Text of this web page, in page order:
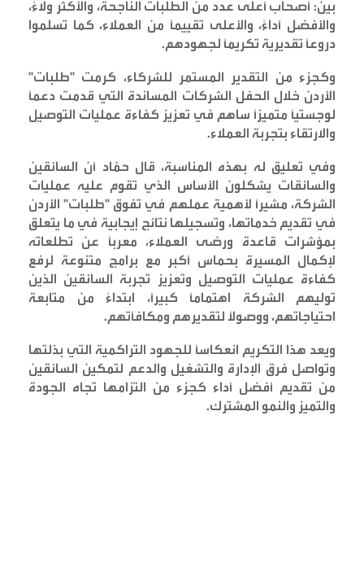
بين: أصحاب أعلى عدد من الطلبات الناجحة، والأكثر ولاءً،
والأفضل أداءً، والأعلى تقييماً من العملاء، كما تسلموا
دروعاً تقديرية تكريماً لجهودهم.
وكجزء من التقدير المستمر للشركاء، كرمت "طلبات"
الأردن خلال الحفل الشركات المساندة التي قدمت دعماً
لوجستياً متميزاً ساهم في تعزيز كفاءة عمليات التوصيل
والارتقاء بتجربة العملاء.
وفي تعليق له بهذه المناسبة، قال حمّاد أن السائقين
والسائقات يشكلون الأساس الذي تقوم عليه عمليات
الشركة، مشيراً لأهمية عملهم في تفوق "طلبات" الأردن
في تقديم خدماتها، وتسجيلها نتائج إيجابية في ما يتعلق
بمؤشرات قاعدة ورضى العملاء، معرباً عن تطلعاته
لإكمال المسيرة بحماس أكبر مع برامج متنوعة لرفع
كفاءة عمليات التوصيل وتعزيز تجربة السائقين الذين
توليهم الشركة اهتماماً كبيراً، ابتداءً من متابعة
احتياجاتهم، ووصولاً لتقديرهم ومكافأتهم.
ويعد هذا التكريم انعكاساً للجهود التراكمية التي بذلتها
وتواصل فرق الإدارة والتشغيل والدعم لتمكين السائقين
من تقديم أفضل أداء كجزء من التزامها تجاه الجودة
والتميز والنمو المشترك.